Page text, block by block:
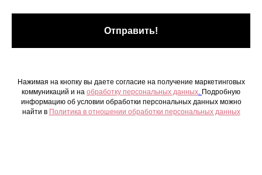
Отправить!
Нажимая на кнопку вы даете согласие на получение маркетинговых
коммуникаций и на обработку персональных данных. Подробную
информацию об условии обработки персональных данных можно
найти в Политика в отношении обработки персональных данных